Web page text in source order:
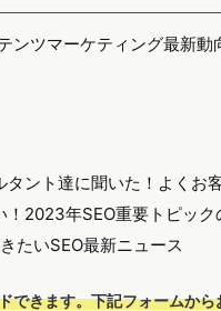
ンツマーケティング最新動
ント達に聞いた！よくお
2023年SEO重要トピック
たいSEO最新ニュース
できます。下記フォームか